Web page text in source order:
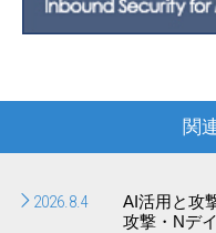
関
2026.8.4
AI活用と攻
攻撃・Nデ